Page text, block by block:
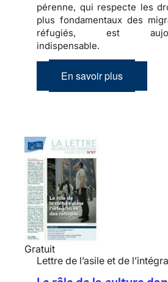
pérenne, qui respecte les
plus fondamentaux des
réfugiés, est
indispensable.
En savoir plus
Gratuit
Lettre de l’asile et de